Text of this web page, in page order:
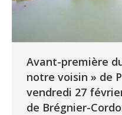
Avant-première
notre voisin » de
vendredi 27
de Brégnier-